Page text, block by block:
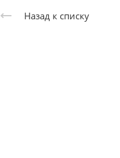
Назад к списку